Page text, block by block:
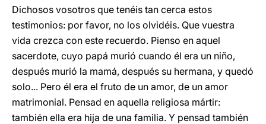
Dichosos vosotros que tenéis tan cerca estos
testimonios: por favor, no los olvidéis. Que vuestra
vida crezca con este recuerdo. Pienso en aquel
sacerdote, cuyo papá murió cuando él era un niño,
después murió la mamá, después su hermana, y quedó
solo... Pero él era el fruto de un amor, de un amor
matrimonial. Pensad en aquella religiosa mártir:
también ella era hija de una familia. Y pensad también